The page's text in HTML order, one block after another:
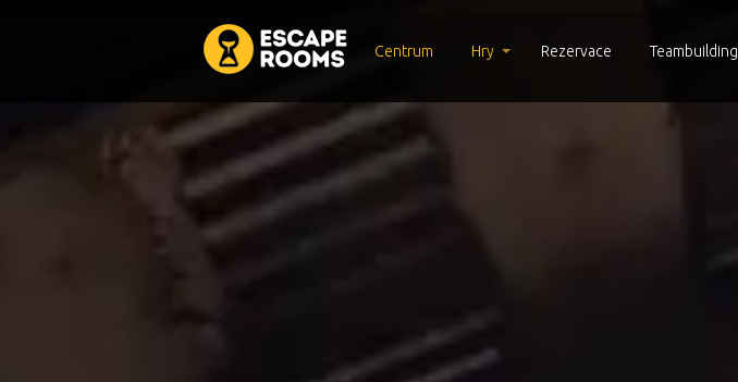
Centrum Hry Rezervace Teambuilding